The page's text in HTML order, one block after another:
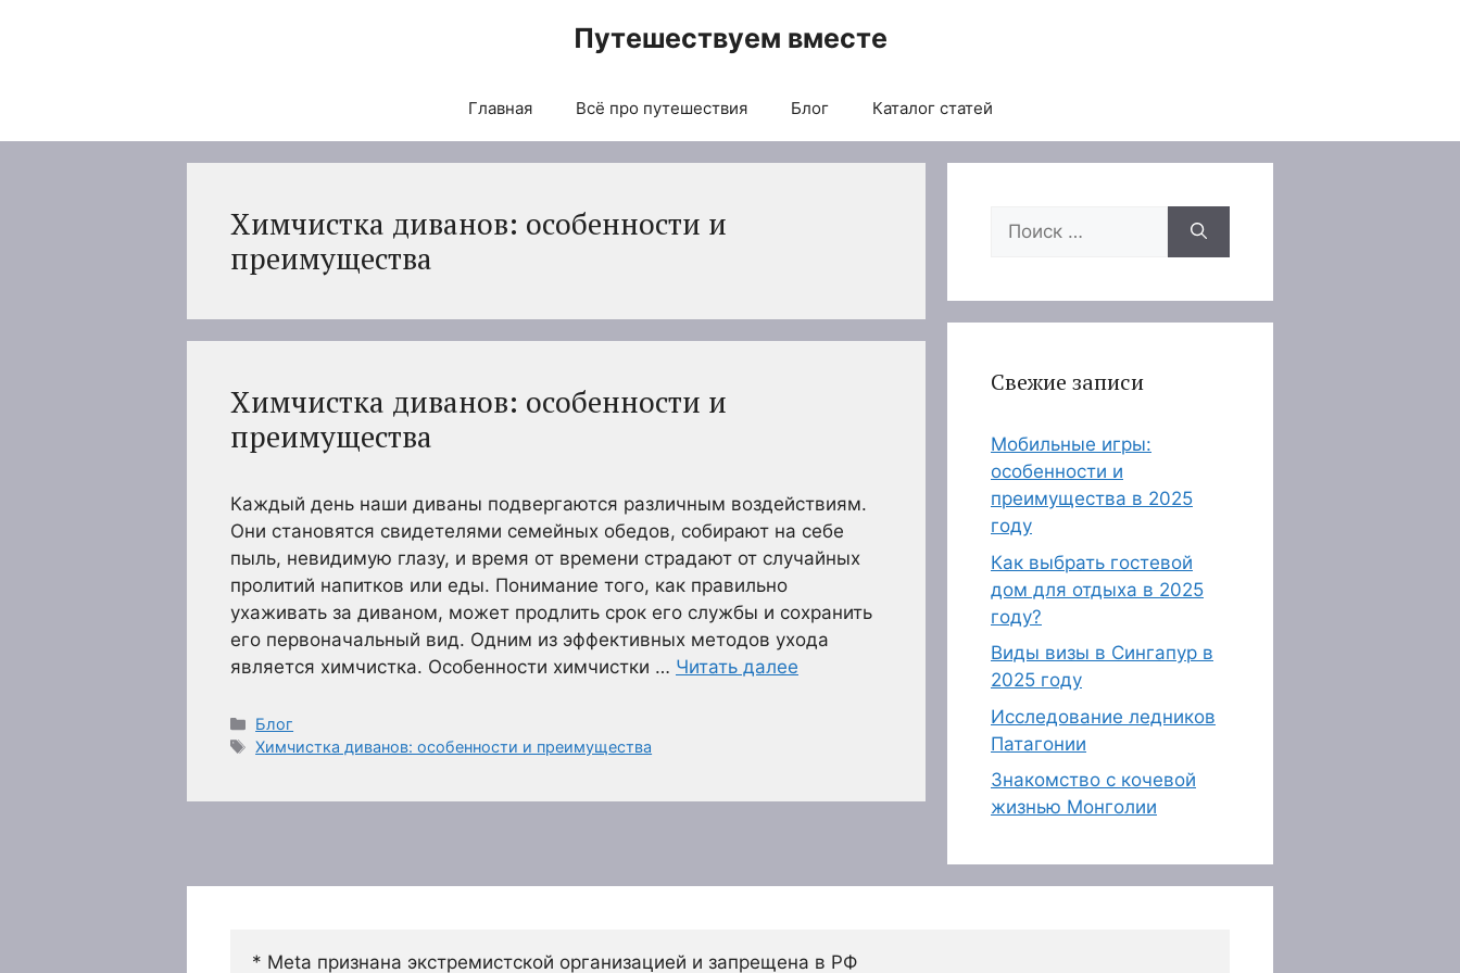
Путешествуем вместе
Главная Всё про путешествия Блог Каталог статей
Химчистка диванов: особенности и
преимущества
Химчистка диванов: особенности и
преимущества
Каждый день наши диваны подвергаются различным воздействиям.
Они становятся свидетелями семейных обедов, собирают на себе
пыль, невидимую глазу, и время от времени страдают от случайных
пролитий напитков или еды. Понимание того, как правильно
ухаживать за диваном, может продлить срок его службы и сохранить
его первоначальный вид. Одним из эффективных методов ухода
является химчистка. Особенности химчистки … Читать далее
Рубрики
Блог
Метки
Химчистка диванов: особенности и преимущества
Поиск:
Свежие записи
Мобильные игры:
особенности и
преимущества в 2025
году
Как выбрать гостевой
дом для отдыха в 2025
году?
Виды визы в Сингапур в
2025 году
Исследование ледников
Патагонии
Знакомство с кочевой
жизнью Монголии
* Meta признана экстремистской организацией и запрещена в РФ